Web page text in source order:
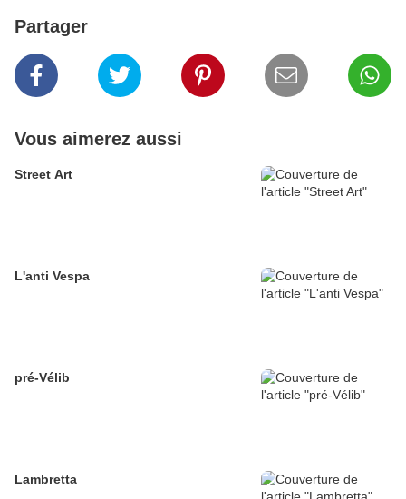
Partager
Vous aimerez aussi
Street Art
L'anti Vespa
pré-Vélib
Lambretta